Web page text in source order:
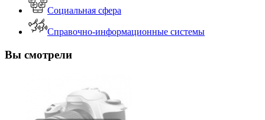
Социальная сфера
Справочно-информационные системы
Вы смотрели